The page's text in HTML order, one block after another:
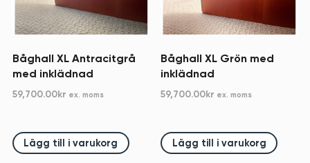
Båghall XL Antracitgrå
med inklädnad
59,700.00kr ex. moms
Lägg till i varukorg
Båghall XL Grön med
inklädnad
59,700.00kr ex. moms
Lägg till i varukorg